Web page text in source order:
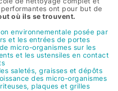
ont pour but de
où ils se trouvent.
environnementale posée par
et les entrées de portes
micro-organismes sur les
et les ustensiles en contact
saletés, graisses et dépôts
des micro-organismes
plaques et grilles